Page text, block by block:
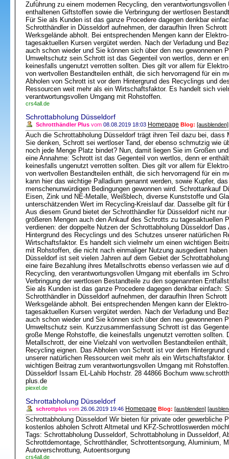
Zuführung zu einem modernen Recycling, den
enthaltenen Giftstoffen sowie die Verbringung der wertlosen
Für Sie als Kunden ist das ganze Procedere dagegen denkbar
Schrotthändler in Düsseldorf aufnehmen, der daraufhin Ihren
Werksgelände abholt. Bei entsprechenden Mengen kann der
tagesaktuellen Kursen vergütet werden. Nach der Verladung und
auch schon wieder und Sie können sich über den neu gewonnenen
Umweltschutz sein.Schrott ist das Gegenteil von wertlos, denn er
keinesfalls ungenutzt verrotten sollten. Dies gilt vor allem für
von wertvollen Bestandteilen enthält, die sich hervorragend für ein
Abholen von Schrott ist vor dem Hintergrund des Recyclings und
Ressourcen weit mehr als ein Wirtschaftsfaktor. Es handelt sich
verantwortungsvollen Umgang mit Rohstoffen.
crs4all.de
Schrottabholung Düsseldorf
Schrotthändler Plus vom 08.08.2019 18:03 Homepage Blog: [ausblenden]
Auch die Schrottabholung Düsseldorf trägt ihren Teil dazu bei, dass
Sie denken, Schrott sei wertloser Tand, der ebenso schmutzig wie
noch jede Menge Platz bindet? Nun, damit liegen Sie im Großen
eine Annahme: Schrott ist das Gegenteil von wertlos, denn er
keinesfalls ungenutzt verrotten sollten. Dies gilt vor allem für
von wertvollen Bestandteilen enthält, die sich hervorragend für ein
kann hier das wichtige Palladium genannt werden, sowie Kupfer,
menschenunwürdigen Bedingungen gewonnen wird. Schrottankauf
Eisen, Zink und NE-Metalle, Weißblech, diverse Kunststoffe und
unterschätzenden Wert im Recycling-Kreislauf dar. Dasselbe gilt
Aus diesem Grund bietet der Schrotthändler für Düsseldorf nicht
größeren Mengen auch den Ankauf des Schrotts zu tagesaktuellen
verdienen: der doppelte Nutzen der Schrottabholung Düsseldorf
Hintergrund des Recyclings und des Schutzes unserer natürlichen
Wirtschaftsfaktor. Es handelt sich vielmehr um einen wichtigen
mit Rohstoffen, die nicht nach einmaliger Nutzung ausgedient
Düsseldorf ist seit vielen Jahren auf dem Gebiet der
eine faire Bezahlung ihres Metallschrotts ebenso verlassen wie auf
Recycling, den verantwortungsvollen Umgang mit ebenfalls im
Verbringung der wertlosen Bestandteile zu den sogenannten
Sie als Kunden ist das ganze Procedere dagegen denkbar einfach:
Schrotthändler in Düsseldorf aufnehmen, der daraufhin Ihren
Werksgelände abholt. Bei entsprechenden Mengen kann der
tagesaktuellen Kursen vergütet werden. Nach der Verladung und
auch schon wieder und Sie können sich über den neu gewonnenen
Umweltschutz sein. Kurzzusammenfassung Schrott ist das
große Menge Rohstoffe, die keinesfalls ungenutzt verrotten sollten.
Metallschrott, der eine Vielzahl von wertvollen Bestandteilen
Recycling eignen. Das Abholen von Schrott ist vor dem
unserer natürlichen Ressourcen weit mehr als ein
wichtigen Beitrag zum verantwortungsvollen Umgang mit
Düsseldorf Issam EL-Lahib Hochstr. 28 44866 Bochum
plus.de
piexel.de
Schrottabholung Düsseldorf
schrottplus vom 26.06.2019 19:46 Homepage Blog: [ausblenden]
Schrottabholung Düsseldorf Wir bieten für private oder gewerbliche
kostenlos abholen Schrott Altmetal und KFZ-Schrottloswerden
Tags: Schrottabholung Dusseldorf, Schrottabholung in Dusseldorf,
Schrottdemontage, Schrotthändler, Schrottentsorgung, Aluminium,
Autoverschrottung, Autoentsorgung
crs4all.de